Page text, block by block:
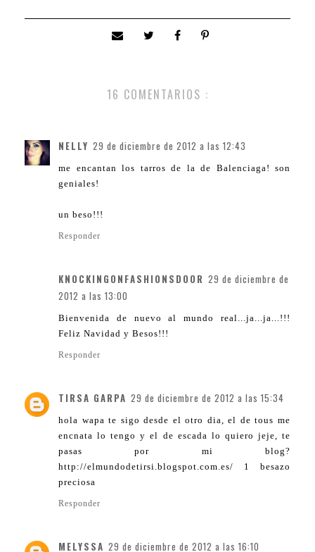
16 COMENTARIOS :
NELLY 29 de diciembre de 2012 a las 12:43
me encantan los tarros de la de Balenciaga! son
geniales!
un beso!!!
Responder
KNOCKINGONFASHIONSDOOR 29 de diciembre de
2012 a las 13:00
Bienvenida de nuevo al mundo real...ja...ja...!!!
Feliz Navidad y Besos!!!
Responder
TIRSA GARPA 29 de diciembre de 2012 a las 15:34
hola wapa te sigo desde el otro dia, el de tous me
encnata lo tengo y el de escada lo quiero jeje, te
pasas por mi blog?
http://elmundodetirsi.blogspot.com.es/ 1 besazo
preciosa
Responder
MELYSSA 29 de diciembre de 2012 a las 16:10